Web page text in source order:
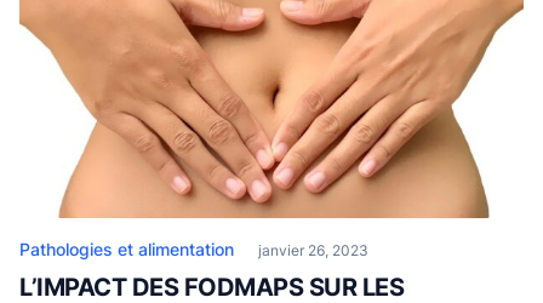
Pathologies et alimentation janvier 26, 2023
L’IMPACT DES FODMAPS SUR LES